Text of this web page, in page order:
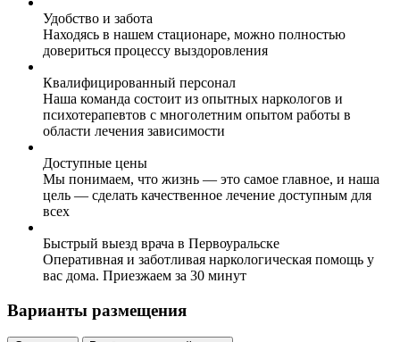
Удобство и забота
Находясь в нашем стационаре, можно полностью
довериться процессу выздоровления
Квалифицированный персонал
Наша команда состоит из опытных наркологов и
психотерапевтов с многолетним опытом работы в
области лечения зависимости
Доступные цены
Мы понимаем, что жизнь — это самое главное, и наша
цель — сделать качественное лечение доступным для
всех
Быстрый выезд врача в Первоуральске
Оперативная и заботливая наркологическая помощь у
вас дома. Приезжаем за 30 минут
Варианты размещения